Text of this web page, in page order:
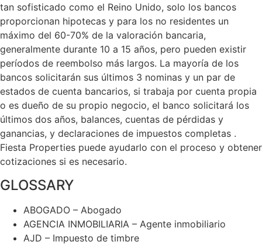
tan sofisticado como el Reino Unido, solo los bancos
proporcionan hipotecas y para los no residentes un
máximo del 60-70% de la valoración bancaria,
generalmente durante 10 a 15 años, pero pueden existir
períodos de reembolso más largos. La mayoría de los
bancos solicitarán sus últimos 3 nominas y un par de
estados de cuenta bancarios, si trabaja por cuenta propia
o es dueño de su propio negocio, el banco solicitará los
últimos dos años, balances, cuentas de pérdidas y
ganancias, y declaraciones de impuestos completas .
Fiesta Properties puede ayudarlo con el proceso y obtener
cotizaciones si es necesario.
GLOSSARY
ABOGADO – Abogado
AGENCIA INMOBILIARIA – Agente inmobiliario
AJD – Impuesto de timbre